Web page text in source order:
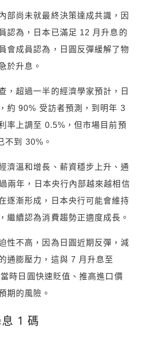
部尚未就最終決策達成共識，因
認為，日本已滿足 12 月升息的
會成員認為，日圓反彈緩解了物
於升息。
，超過一半的經濟學家預計，日
約 90% 受訪者預測，到明年 3
率上調至 0.5%，但市場目前預
不到 30%。
濟溫和增長、薪資穩步上升、通
兩年，日本央行內部越來越相信
逐漸形成，日本央行可能會維持
繼續認為消費趨勢正適度成長。
性不高，因為日圓近期反彈，減
通膨壓力，這與 7 月升息至
時日圓快速貶值、推高進口價
期的風險。
1 碼